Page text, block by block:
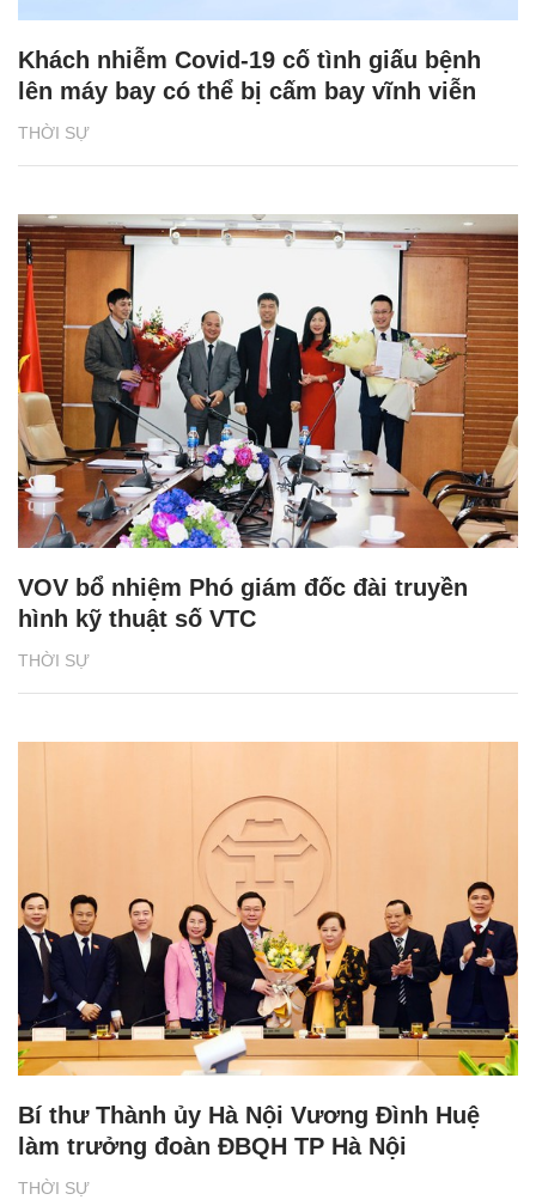
THỜI SỰ
Khách nhiễm Covid-19 cố tình giấu bệnh
lên máy bay có thể bị cấm bay vĩnh viễn
THỜI SỰ
VOV bổ nhiệm Phó giám đốc đài truyền
hình kỹ thuật số VTC
THỜI SỰ
Bí thư Thành ủy Hà Nội Vương Đình Huệ
làm trưởng đoàn ĐBQH TP Hà Nội